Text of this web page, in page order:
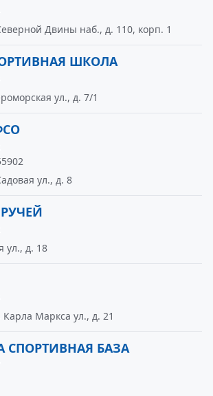
Двины наб., д. 110, корп. 1
ШКОЛА
ул., д. 7/1
ул., д. 8
ул., д. 18
Карла Маркса ул., д. 21
БАЗА